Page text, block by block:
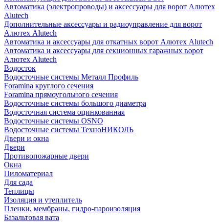
Автоматика (электропроводы) и аксессуары для ворот Алютех
Alutech
Дополнительные аксессуары и радиоуправление для ворот
Алютех Alutech
Автоматика и аксессуары для откатных ворот Алютех Alutech
Автоматика и аксессуары для секционных гаражных ворот
Алютех Alutech
Водосток
Водосточные системы Металл Профиль
Foramina круглого сечения
Foramina прямоугольного сечения
Водосточные системы большого диаметра
Водосточная система оцинкованная
Водосточные системы OSNO
Водосточные системы ТехноНИКОЛЬ
Двери и окна
Двери
Противопожарные двери
Окна
Пиломатериал
Для сада
Теплицы
Изоляция и утеплитель
Пленки, мембраны, гидро-пароизоляция
Базальтовая вата